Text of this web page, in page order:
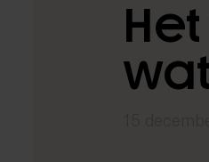
Long Covid
Locaties
Kennisbank